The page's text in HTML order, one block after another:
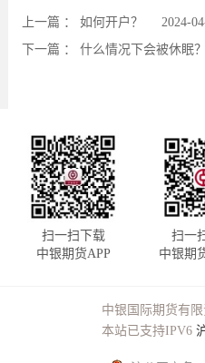
上一篇 ： 如何开户？
2024-
下一篇 ： 什么情况下会被休眠？
扫一扫下载
中银期货APP
扫一
中银期
中银国际期货有
本站已支持IPV6